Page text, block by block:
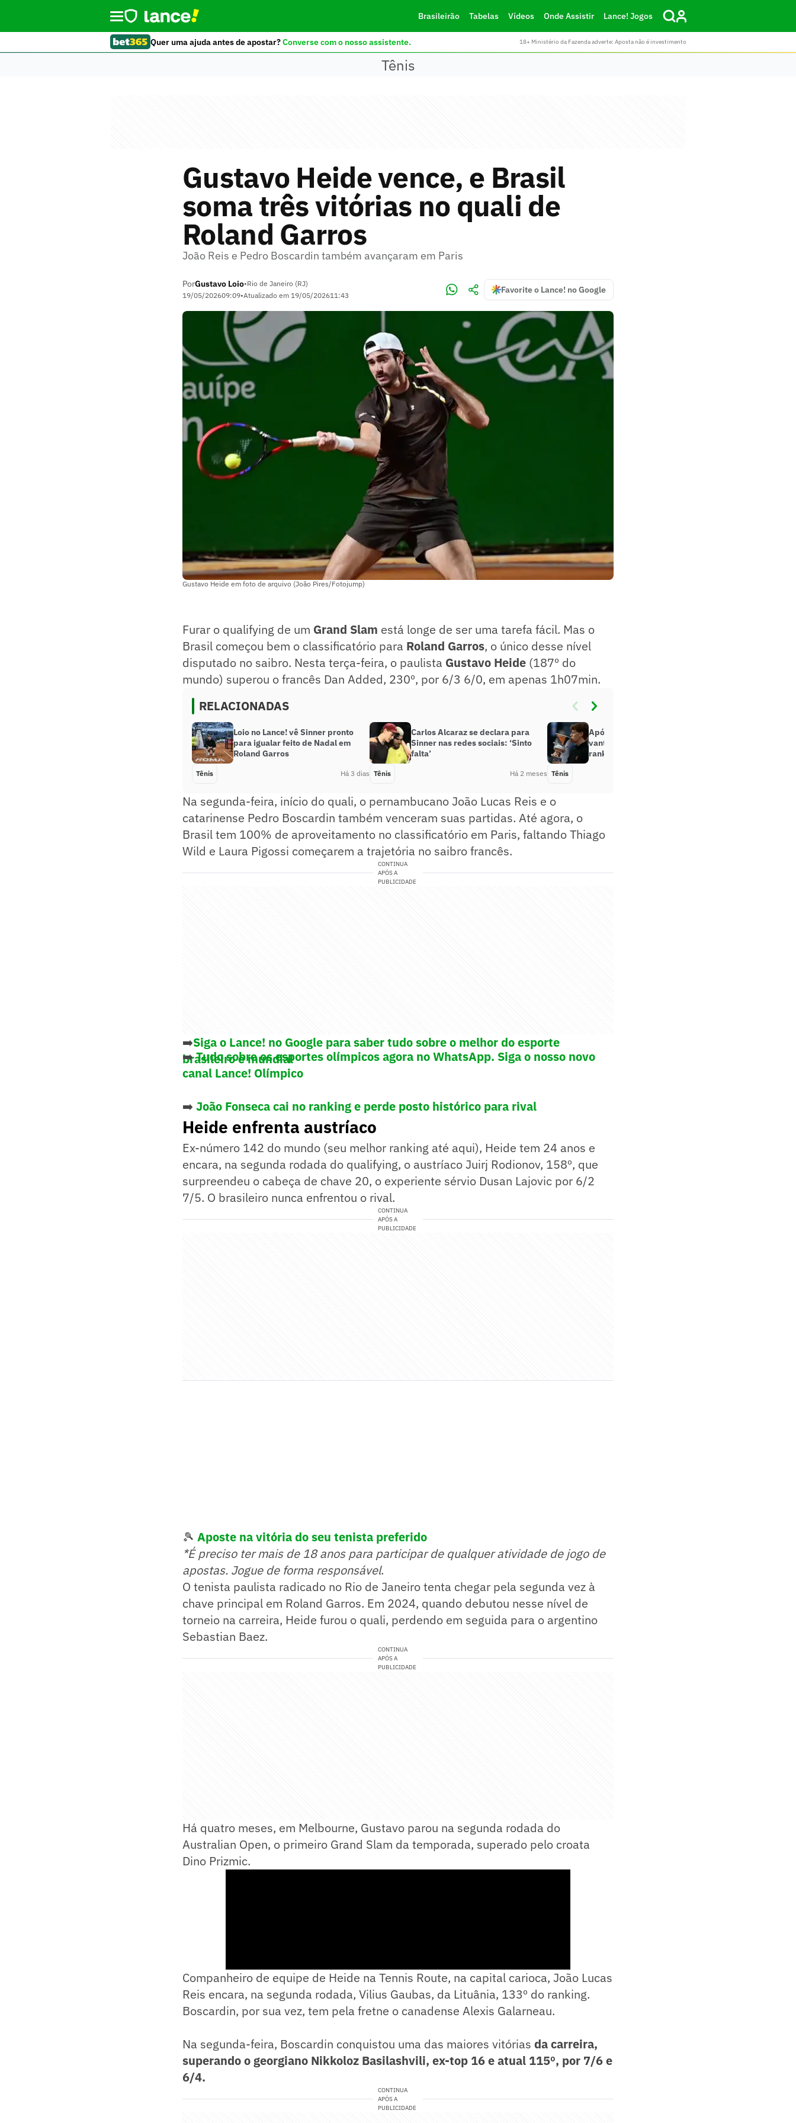
Brasileirão Tabelas Vídeos Onde Assistir Lance! Jogos
Quer uma ajuda antes de apostar?Converse com o nosso assistente. 18+ Ministério da Fazenda adverte: Aposta não é investimento
Tênis
Gustavo Heide vence, e Brasil
soma três vitórias no quali de
Roland Garros
João Reis e Pedro Boscardin também avançaram em Paris
PorGustavo Loio•Rio de Janeiro (RJ)
19/05/202609:09•Atualizado em 19/05/202611:43
Favorite o Lance! no Google
Gustavo Heide em foto de arquivo (João Pires/Fotojump)
Furar o qualifying de um Grand Slam está longe de ser uma tarefa fácil. Mas o
Brasil começou bem o classificatório para Roland Garros, o único desse nível
disputado no saibro. Nesta terça-feira, o paulista Gustavo Heide (187º do
mundo) superou o francês Dan Added, 230º, por 6/3 6/0, em apenas 1h07min.
RELACIONADAS
Loio no Lance! vê Sinner pronto
para igualar feito de Nadal em
Roland Garros
Tênis Há 3 dias
Carlos Alcaraz se declara para
Sinner nas redes sociais: ‘Sinto
falta’
Tênis Há 2 meses
Após título em Roma, Sinner abre
vantagem sobre Alcaraz no
ranking
Tênis
Na segunda-feira, início do quali, o pernambucano João Lucas Reis e o
catarinense Pedro Boscardin também venceram suas partidas. Até agora, o
Brasil tem 100% de aproveitamento no classificatório em Paris, faltando Thiago
Wild e Laura Pigossi começarem a trajetória no saibro francês.
CONTINUA
APÓS A
PUBLICIDADE
➡️Siga o Lance! no Google para saber tudo sobre o melhor do esporte
brasileiro e mundial
➡️Tudo sobre os esportes olímpicos agora no WhatsApp. Siga o nosso novo
canal Lance! Olímpico
➡️ João Fonseca cai no ranking e perde posto histórico para rival
Heide enfrenta austríaco
Ex-número 142 do mundo (seu melhor ranking até aqui), Heide tem 24 anos e
encara, na segunda rodada do qualifying, o austríaco Juirj Rodionov, 158º, que
surpreendeu o cabeça de chave 20, o experiente sérvio Dusan Lajovic por 6/2
7/5. O brasileiro nunca enfrentou o rival.
CONTINUA
APÓS A
PUBLICIDADE
🎾 Aposte na vitória do seu tenista preferido
*É preciso ter mais de 18 anos para participar de qualquer atividade de jogo de
apostas. Jogue de forma responsável.
O tenista paulista radicado no Rio de Janeiro tenta chegar pela segunda vez à
chave principal em Roland Garros. Em 2024, quando debutou nesse nível de
torneio na carreira, Heide furou o quali, perdendo em seguida para o argentino
Sebastian Baez.
CONTINUA
APÓS A
PUBLICIDADE
Há quatro meses, em Melbourne, Gustavo parou na segunda rodada do
Australian Open, o primeiro Grand Slam da temporada, superado pelo croata
Dino Prizmic.
Companheiro de equipe de Heide na Tennis Route, na capital carioca, João Lucas
Reis encara, na segunda rodada, Vilius Gaubas, da Lituânia, 133º do ranking.
Boscardin, por sua vez, tem pela fretne o canadense Alexis Galarneau.
Na segunda-feira, Boscardin conquistou uma das maiores vitórias da carreira,
superando o georgiano Nikkoloz Basilashvili, ex-top 16 e atual 115º, por 7/6 e
6/4.
CONTINUA
APÓS A
PUBLICIDADE